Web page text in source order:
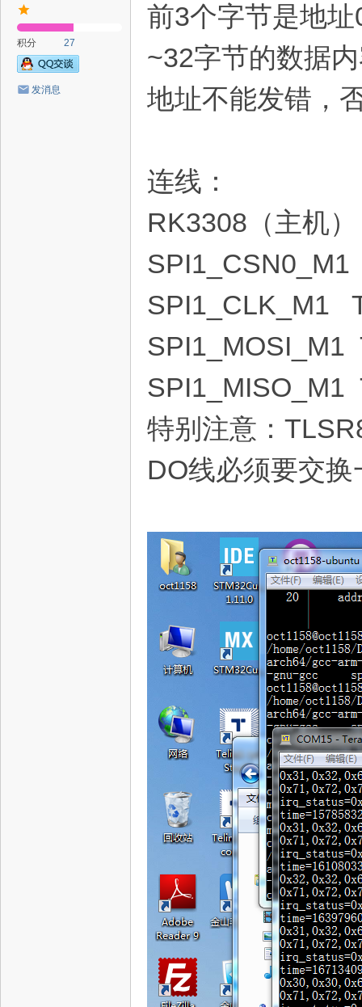
积分 27
发消息
前3个字节是地
~32字节的数据
地址不能发错，
连线：
RK3308（主机
SPI1_CLK_M1
特别注意：
DO线必须要交换